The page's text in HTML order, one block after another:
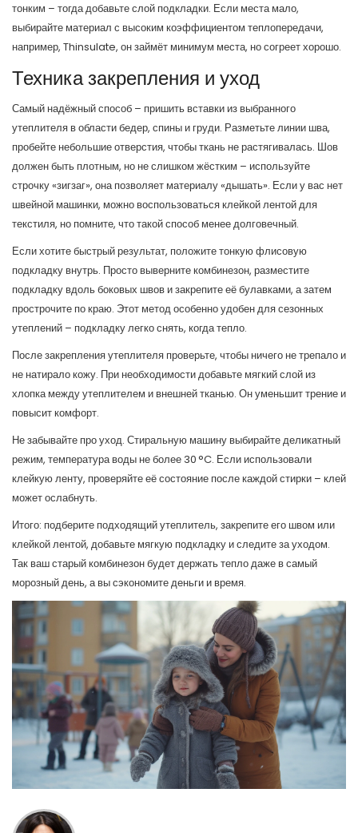
тонким – тогда добавьте слой подкладки. Если места мало,
выбирайте материал с высоким коэффициентом теплопередачи,
например, Thinsulate, он займёт минимум места, но согреет хорошо.
Техника закрепления и уход
Самый надёжный способ – пришить вставки из выбранного
утеплителя в области бедер, спины и груди. Разметьте линии шва,
пробейте небольшие отверстия, чтобы ткань не растягивалась. Шов
должен быть плотным, но не слишком жёстким – используйте
строчку «зигзаг», она позволяет материалу «дышать». Если у вас нет
швейной машинки, можно воспользоваться клейкой лентой для
текстиля, но помните, что такой способ менее долговечный.
Если хотите быстрый результат, положите тонкую флисовую
подкладку внутрь. Просто выверните комбинезон, разместите
подкладку вдоль боковых швов и закрепите её булавками, а затем
прострочите по краю. Этот метод особенно удобен для сезонных
утеплений – подкладку легко снять, когда тепло.
После закрепления утеплителя проверьте, чтобы ничего не трепало и
не натирало кожу. При необходимости добавьте мягкий слой из
хлопка между утеплителем и внешней тканью. Он уменьшит трение и
повысит комфорт.
Не забывайте про уход. Стиральную машину выбирайте деликатный
режим, температура воды не более 30 °C. Если использовали
клейкую ленту, проверяйте её состояние после каждой стирки – клей
может ослабнуть.
Итого: подберите подходящий утеплитель, закрепите его швом или
клейкой лентой, добавьте мягкую подкладку и следите за уходом.
Так ваш старый комбинезон будет держать тепло даже в самый
морозный день, а вы сэкономите деньги и время.